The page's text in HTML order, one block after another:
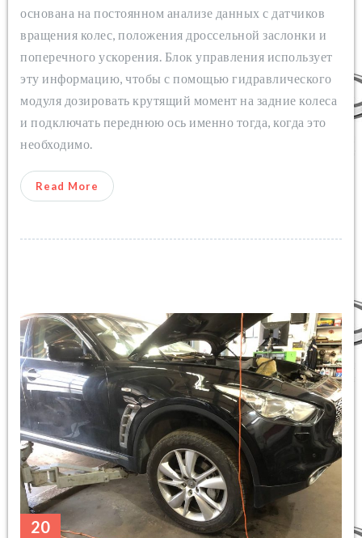
основана на постоянном анализе данных с датчиков
вращения колес, положения дроссельной заслонки и
поперечного ускорения. Блок управления использует
эту информацию, чтобы с помощью гидравлического
модуля дозировать крутящий момент на задние колеса
и подключать переднюю ось именно тогда, когда это
необходимо.
Read More
20